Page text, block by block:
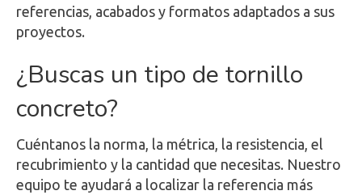
referencias, acabados y formatos adaptados a sus
proyectos.
¿Buscas un tipo de tornillo
concreto?
Cuéntanos la norma, la métrica, la resistencia, el
recubrimiento y la cantidad que necesitas. Nuestro
equipo te ayudará a localizar la referencia más